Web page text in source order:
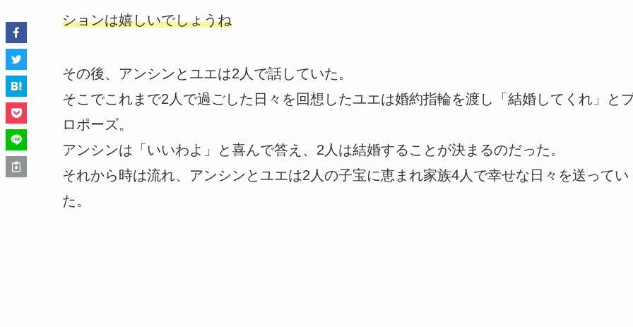
ションは嬉しいでしょうね
その後、アンシンとユエは2人で話していた。
そこでこれまで2人で過ごした日々を回想したユエは婚約指輪を渡し「結婚してくれ」と
ロポーズ。
アンシンは「いいわよ」と喜んで答え、2人は結婚することが決まるのだった。
それから時は流れ、アンシンとユエは2人の子宝に恵まれ家族4人で幸せな日々を送ってい
た。